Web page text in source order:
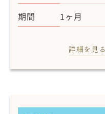
期間
1ヶ月
詳細を見る